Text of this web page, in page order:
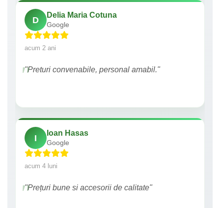
D
Delia Maria Cotuna
Google
acum 2 ani
"Preturi convenabile, personal amabil."
I
Ioan Hasas
Google
acum 4 luni
"Prețuri bune si accesorii de calitate"